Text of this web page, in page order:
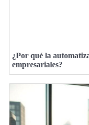
¿Por qué la
empresariales?